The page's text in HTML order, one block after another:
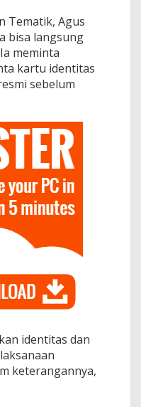
Tematik, Agus
bisa langsung
meminta
kartu identitas
sebelum
identitas dan
keterangannya,